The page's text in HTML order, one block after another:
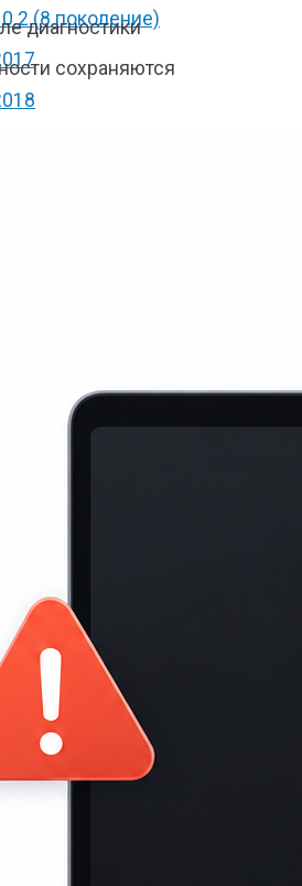
(8 поколение)
12.9 2020
12 (А1534)
Air
A1370/A1465/A1466)
диагностики
сохраняются